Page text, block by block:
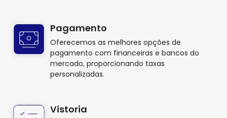
Pagamento
Oferecemos as melhores opções de
pagamento com financeiras e bancos do
mercado, proporcionando taxas
personalizadas.
Vistoria